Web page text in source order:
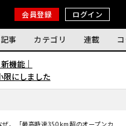
会員登録 ログイン
事 カテゴリ 連載
機能｜
限にしました
ぜ、「最高時速350km超のオープンカー